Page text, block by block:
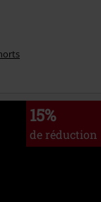
15%
de réduction